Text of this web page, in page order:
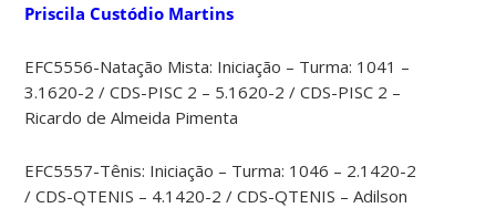
Priscila Custódio Martins
EFC5556-Natação Mista: Iniciação – Turma: 1041 –
3.1620-2 / CDS-PISC 2 – 5.1620-2 / CDS-PISC 2 –
Ricardo de Almeida Pimenta
EFC5557-Tênis: Iniciação – Turma: 1046 – 2.1420-2
/ CDS-QTENIS – 4.1420-2 / CDS-QTENIS – Adilson